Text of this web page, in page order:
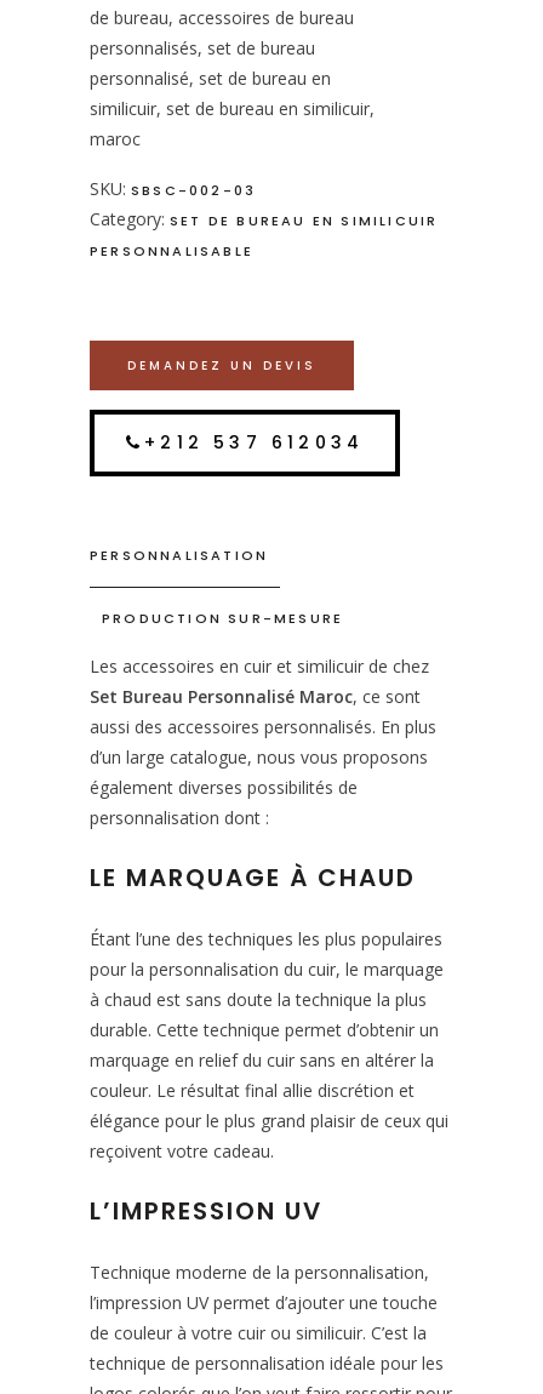
de bureau, accessoires de bureau
personnalisés, set de bureau
personnalisé, set de bureau en
similicuir, set de bureau en similicuir,
maroc
SKU: SBSC-002-03
Category: SET DE BUREAU EN SIMILICUIR
PERSONNALISABLE
DEMANDEZ UN DEVIS
+212 537 612034
PERSONNALISATION
PRODUCTION SUR-MESURE
Les accessoires en cuir et similicuir de chez
Set Bureau Personnalisé Maroc, ce sont
aussi des accessoires personnalisés. En plus
d’un large catalogue, nous vous proposons
également diverses possibilités de
personnalisation dont :
LE MARQUAGE À CHAUD
Étant l’une des techniques les plus populaires
pour la personnalisation du cuir, le marquage
à chaud est sans doute la technique la plus
durable. Cette technique permet d’obtenir un
marquage en relief du cuir sans en altérer la
couleur. Le résultat final allie discrétion et
élégance pour le plus grand plaisir de ceux qui
reçoivent votre cadeau.
L’IMPRESSION UV
Technique moderne de la personnalisation,
l’impression UV permet d’ajouter une touche
de couleur à votre cuir ou similicuir. C’est la
technique de personnalisation idéale pour les